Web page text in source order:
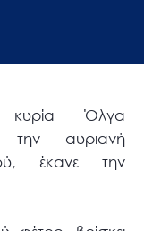
κυρία Όλγα
την αυριανή
έκανε την